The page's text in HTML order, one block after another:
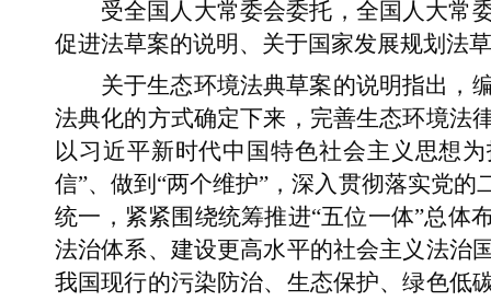
受全国人大常委会委托，全国人大常
促进法草案的说明、关于国家发展规划法
关于生态环境法典草案的说明指出，
法典化的方式确定下来，完善生态环境法
以习近平新时代中国特色社会主义思想
信”、做到“两个维护”，深入贯彻落实党
统一，紧紧围绕统筹推进“五位一体”总体
法治体系、建设更高水平的社会主义法治
我国现行的污染防治、生态保护、绿色低